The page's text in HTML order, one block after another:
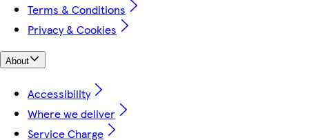
Terms & Conditions
Privacy & Cookies
About
Accessibility
Where we deliver
Service Charge